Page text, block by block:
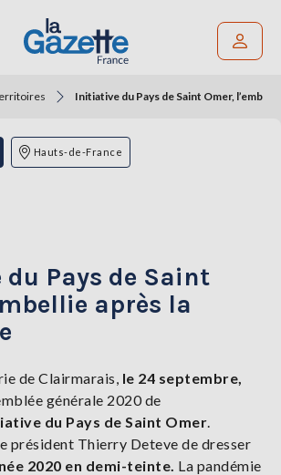
Initiative du Pays de Saint Omer,
Hauts-de-France
Pays de Saint
après la
de Clairmarais, le 24 septembre,
générale 2020 de
du Pays de Saint Omer.
président Thierry Deteve de dresser
2020 en demi-teinte. La pandémie